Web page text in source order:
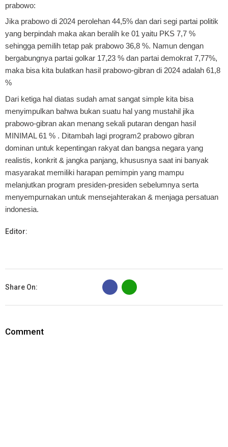
prabowo:
Jika prabowo di 2024 perolehan 44,5% dan dari segi partai politik
yang berpindah maka akan beralih ke 01 yaitu PKS 7,7 %
sehingga pemilih tetap pak prabowo 36,8 %. Namun dengan
bergabungnya partai golkar 17,23 % dan partai demokrat 7,77%,
maka bisa kita bulatkan hasil prabowo-gibran di 2024 adalah 61,8
%
Dari ketiga hal diatas sudah amat sangat simple kita bisa
menyimpulkan bahwa bukan suatu hal yang mustahil jika
prabowo-gibran akan menang sekali putaran dengan hasil
MINIMAL 61 % . Ditambah lagi program2 prabowo gibran
dominan untuk kepentingan rakyat dan bangsa negara yang
realistis, konkrit & jangka panjang, khususnya saat ini banyak
masyarakat memiliki harapan pemimpin yang mampu
melanjutkan program presiden-presiden sebelumnya serta
menyempurnakan untuk mensejahterakan & menjaga persatuan
indonesia.
Editor:
Share On:
B
Comment